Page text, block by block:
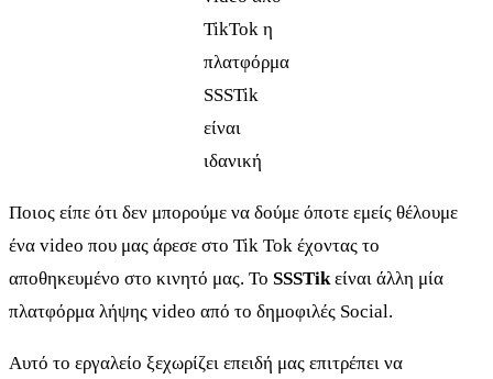
TikTok η
πλατφόρμα
SSSTik
είναι
ιδανική
Ποιος είπε ότι δεν μπορούμε να δούμε όποτε εμείς θέλουμε
ένα video που μας άρεσε στο Tik Tok έχοντας το
αποθηκευμένο στο κινητό μας. Το SSSTikείναι άλλη μία
πλατφόρμα λήψης video από το δημοφιλές Social.
Αυτό το εργαλείο ξεχωρίζει επειδή μας επιτρέπει να